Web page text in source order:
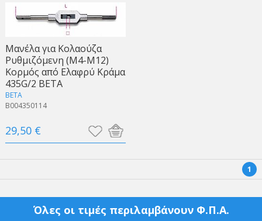
Μανέλα για Κολαούζα
Ρυθμιζόμενη (M4-M12)
Kορμός από Eλαφρύ Kράμα
435G/2 BETA
BETA
B004350114
29,50 €
1
Όλες οι τιμές περιλαμβάνουν Φ.Π.Α.